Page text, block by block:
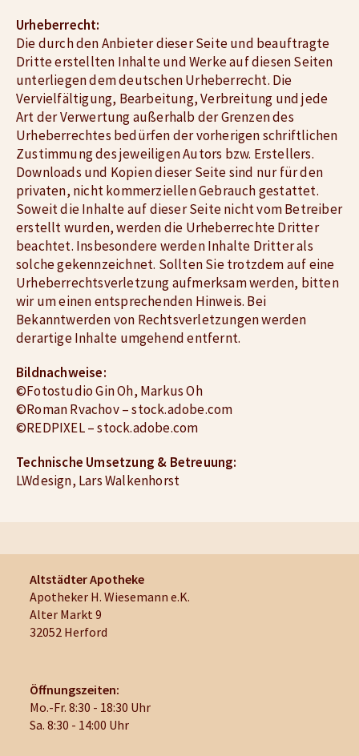
Urheberrecht:
Die durch den Anbieter dieser Seite und beauftragte
Dritte erstellten Inhalte und Werke auf diesen Seiten
unterliegen dem deutschen Urheberrecht. Die
Vervielfältigung, Bearbeitung, Verbreitung und jede
Art der Verwertung außerhalb der Grenzen des
Urheberrechtes bedürfen der vorherigen schriftlichen
Zustimmung des jeweiligen Autors bzw. Erstellers.
Downloads und Kopien dieser Seite sind nur für den
privaten, nicht kommerziellen Gebrauch gestattet.
Soweit die Inhalte auf dieser Seite nicht vom Betreiber
erstellt wurden, werden die Urheberrechte Dritter
beachtet. Insbesondere werden Inhalte Dritter als
solche gekennzeichnet. Sollten Sie trotzdem auf eine
Urheberrechtsverletzung aufmerksam werden, bitten
wir um einen entsprechenden Hinweis. Bei
Bekanntwerden von Rechtsverletzungen werden
derartige Inhalte umgehend entfernt.
Bildnachweise:
©Fotostudio Gin Oh, Markus Oh
©Roman Rvachov – stock.adobe.com
©REDPIXEL – stock.adobe.com
Technische Umsetzung & Betreuung:
LWdesign, Lars Walkenhorst
Altstädter Apotheke
Apotheker H. Wiesemann e.K.
Alter Markt 9
32052 Herford
Öffnungszeiten:
Mo.-Fr. 8:30 - 18:30 Uhr
Sa. 8:30 - 14:00 Uhr